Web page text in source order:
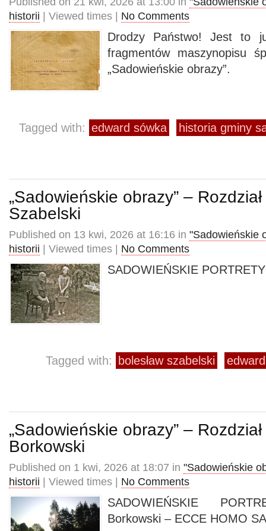
historii | Viewed times | No Comments
Drodzy Państwo! Jest to
fragmentów maszynopisu
„Sadowieńskie obrazy”.
Tagged with: edward sówka historia gminy
„Sadowieńskie obrazy” –
Szabelski
Published on 13 kwi, 2026 at 16:16 in "Sadowieńskie
historii | Viewed times | No Comments
SADOWIEŃSKIE
Tagged with: bolesław szabelski
„Sadowieńskie obrazy” –
Borkowski
Published on 1 kwi, 2026 at 18:07 in "Sadowieńskie
historii | Viewed times | No Comments
SADOWIEŃSKIE
Borkowski – ECCE HOMO